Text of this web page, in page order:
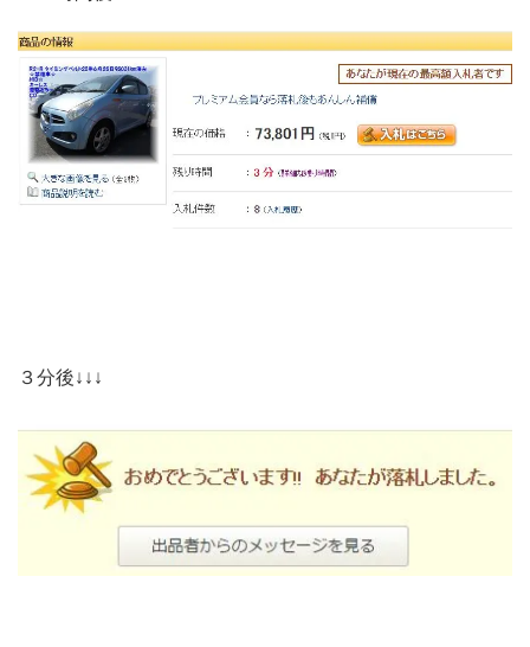
３分後↓↓↓